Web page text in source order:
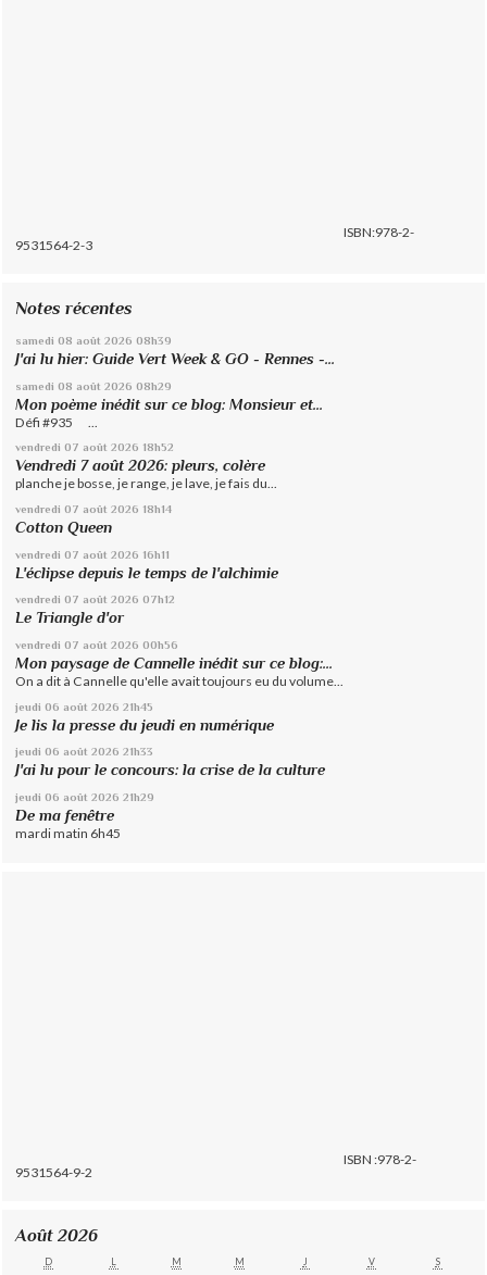
ISBN:978-2-
9531564-2-3
Notes récentes
samedi 08 août 2026 08h39
J'ai lu hier: Guide Vert Week & GO - Rennes -...
samedi 08 août 2026 08h29
Mon poème inédit sur ce blog: Monsieur et...
Défi #935 ...
vendredi 07 août 2026 18h52
Vendredi 7 août 2026: pleurs, colère
planche je bosse, je range, je lave, je fais du...
vendredi 07 août 2026 18h14
Cotton Queen
vendredi 07 août 2026 16h11
L'éclipse depuis le temps de l'alchimie
vendredi 07 août 2026 07h12
Le Triangle d'or
vendredi 07 août 2026 00h56
Mon paysage de Cannelle inédit sur ce blog:...
On a dit à Cannelle qu'elle avait toujours eu du volume...
jeudi 06 août 2026 21h45
Je lis la presse du jeudi en numérique
jeudi 06 août 2026 21h33
J'ai lu pour le concours: la crise de la culture
jeudi 06 août 2026 21h29
De ma fenêtre
mardi matin 6h45
ISBN :978-2-
9531564-9-2
Août 2026
D L M M J V S